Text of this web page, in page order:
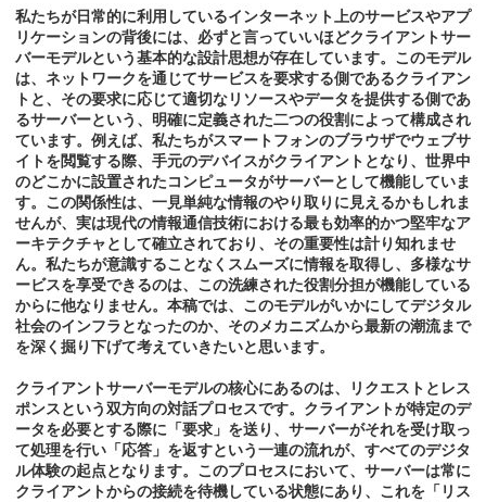
私たちが日常的に利用しているインターネット上のサービスやアプ
リケーションの背後には、必ずと言っていいほどクライアントサー
バーモデルという基本的な設計思想が存在しています。このモデル
は、ネットワークを通じてサービスを要求する側であるクライアン
トと、その要求に応じて適切なリソースやデータを提供する側であ
るサーバーという、明確に定義された二つの役割によって構成され
ています。例えば、私たちがスマートフォンのブラウザでウェブサ
イトを閲覧する際、手元のデバイスがクライアントとなり、世界中
のどこかに設置されたコンピュータがサーバーとして機能していま
す。この関係性は、一見単純な情報のやり取りに見えるかもしれま
せんが、実は現代の情報通信技術における最も効率的かつ堅牢なア
ーキテクチャとして確立されており、その重要性は計り知れませ
ん。私たちが意識することなくスムーズに情報を取得し、多様なサ
ービスを享受できるのは、この洗練された役割分担が機能している
からに他なりません。本稿では、このモデルがいかにしてデジタル
社会のインフラとなったのか、そのメカニズムから最新の潮流まで
を深く掘り下げて考えていきたいと思います。
クライアントサーバーモデルの核心にあるのは、リクエストとレス
ポンスという双方向の対話プロセスです。クライアントが特定のデ
ータを必要とする際に「要求」を送り、サーバーがそれを受け取っ
て処理を行い「応答」を返すという一連の流れが、すべてのデジタ
ル体験の起点となります。このプロセスにおいて、サーバーは常に
クライアントからの接続を待機している状態にあり、これを「リス